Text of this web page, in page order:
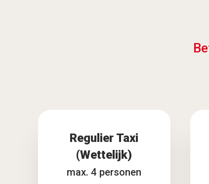
Regulier Taxi
(Wettelijk)
max. 4 personen